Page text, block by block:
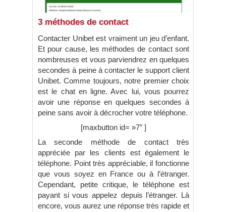
3 méthodes de contact
Contacter Unibet est vraiment un jeu d’enfant.
Et pour cause, les méthodes de contact sont
nombreuses et vous parviendrez en quelques
secondes à peine à contacter le support client
Unibet. Comme toujours, notre premier choix
est le chat en ligne. Avec lui, vous pourrez
avoir une réponse en quelques secondes à
peine sans avoir à décrocher votre téléphone.
[maxbutton id= »7″ ]
La seconde méthode de contact très
appréciée par les clients est également le
téléphone. Point très appréciable, il fonctionne
que vous soyez en France ou à l’étranger.
Cependant, petite critique, le téléphone est
payant si vous appelez depuis l’étranger. Là
encore, vous aurez une réponse très rapide et